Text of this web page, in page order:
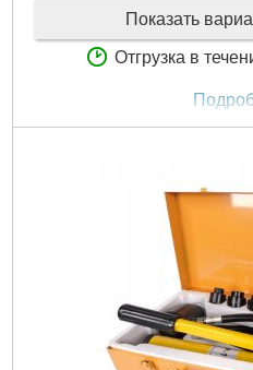
Показать
Отгрузка в